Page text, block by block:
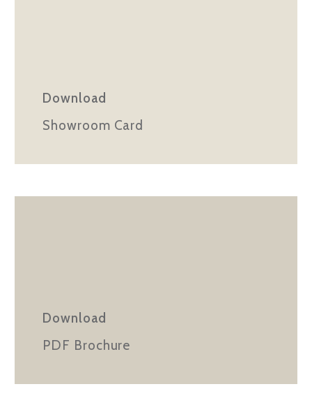
Download
Showroom Card
Download
PDF Brochure